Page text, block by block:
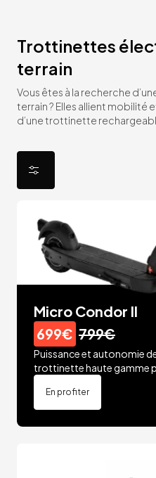
Trottinettes
terrain
Vous êtes à la recherche
terrain ? Elles allient mobilité
d’une trottinette
Micro Condor II
699€ 799€
Puissance et autonomie
trottinette haute gamme
En profiter